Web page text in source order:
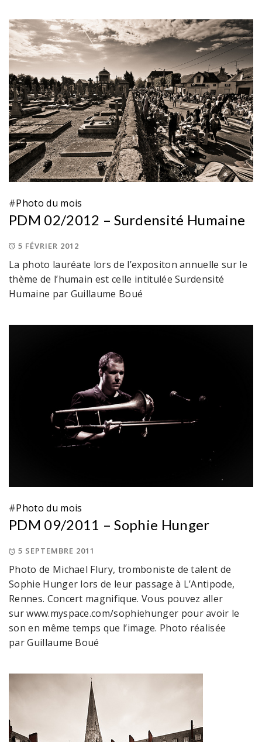
#Photo du mois
PDM 02/2012 – Surdensité Humaine
5 FÉVRIER 2012
La photo lauréate lors de l’expositon annuelle sur le
thème de l’humain est celle intitulée Surdensité
Humaine par Guillaume Boué
#Photo du mois
PDM 09/2011 – Sophie Hunger
5 SEPTEMBRE 2011
Photo de Michael Flury, tromboniste de talent de
Sophie Hunger lors de leur passage à L’Antipode,
Rennes. Concert magnifique. Vous pouvez aller
sur www.myspace.com/sophiehunger pour avoir le
son en même temps que l’image. Photo réalisée
par Guillaume Boué